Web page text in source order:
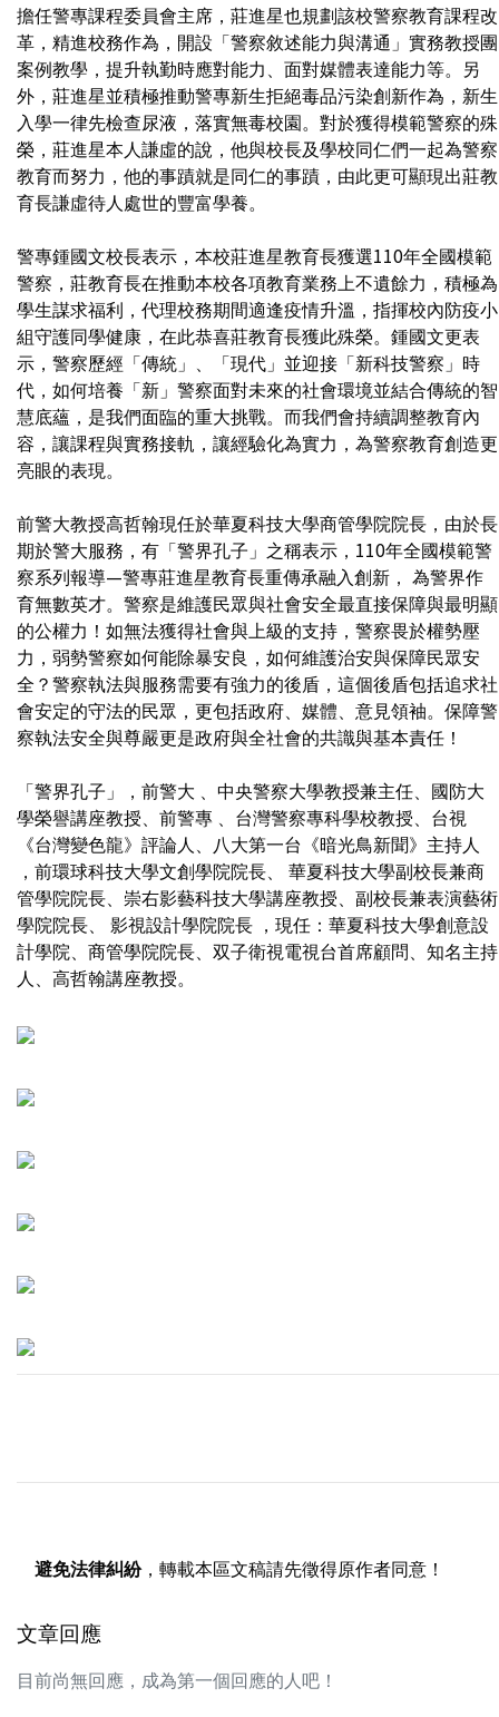
擔任警專課程委員會主席，莊進星也規劃該校警察教育課程改
革，精進校務作為，開設「警察敘述能力與溝通」實務教授團
案例教學，提升執勤時應對能力、面對媒體表達能力等。另
外，莊進星並積極推動警專新生拒絕毒品污染創新作為，新生
入學一律先檢查尿液，落實無毒校園。對於獲得模範警察的殊
榮，莊進星本人謙虛的說，他與校長及學校同仁們一起為警察
教育而努力，他的事蹟就是同仁的事蹟，由此更可顯現出莊教
育長謙虛待人處世的豐富學養。
警專鍾國文校長表示，本校莊進星教育長獲選110年全國模範
警察，莊教育長在推動本校各項教育業務上不遺餘力，積極為
學生謀求福利，代理校務期間適逢疫情升溫，指揮校內防疫小
組守護同學健康，在此恭喜莊教育長獲此殊榮。鍾國文更表
示，警察歷經「傳統」、「現代」並迎接「新科技警察」時
代，如何培養「新」警察面對未來的社會環境並結合傳統的智
慧底蘊，是我們面臨的重大挑戰。而我們會持續調整教育內
容，讓課程與實務接軌，讓經驗化為實力，為警察教育創造更
亮眼的表現。
前警大教授高哲翰現任於華夏科技大學商管學院院長，由於長
期於警大服務，有「警界孔子」之稱表示，110年全國模範警
察系列報導—警專莊進星教育長重傳承融入創新， 為警界作
育無數英才。警察是維護民眾與社會安全最直接保障與最明顯
的公權力！如無法獲得社會與上級的支持，警察畏於權勢壓
力，弱勢警察如何能除暴安良，如何維護治安與保障民眾安
全？警察執法與服務需要有強力的後盾，這個後盾包括追求社
會安定的守法的民眾，更包括政府、媒體、意見領袖。保障警
察執法安全與尊嚴更是政府與全社會的共識與基本責任！
「警界孔子」，前警大 、中央警察大學教授兼主任、國防大
學榮譽講座教授、前警專 、台灣警察專科學校教授、台視
《台灣變色龍》評論人、八大第一台《暗光鳥新聞》主持人
，前環球科技大學文創學院院長、 華夏科技大學副校長兼商
管學院院長、崇右影藝科技大學講座教授、副校長兼表演藝術
學院院長、 影視設計學院院長 ，現任：華夏科技大學創意設
計學院、商管學院院長、双子衛視電視台首席顧問、知名主持
人、高哲翰講座教授。
避免法律糾紛，轉載本區文稿請先徵得原作者同意！
文章回應
目前尚無回應，成為第一個回應的人吧！